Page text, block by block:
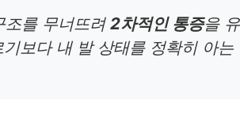
조를 무너뜨려 2차적인 통증을 유
보다 내 발 상태를 정확히 아는